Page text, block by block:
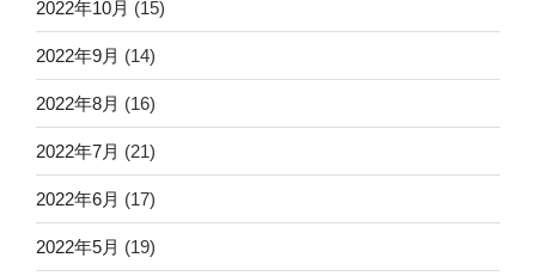
2022年10月 (15)
2022年9月 (14)
2022年8月 (16)
2022年7月 (21)
2022年6月 (17)
2022年5月 (19)